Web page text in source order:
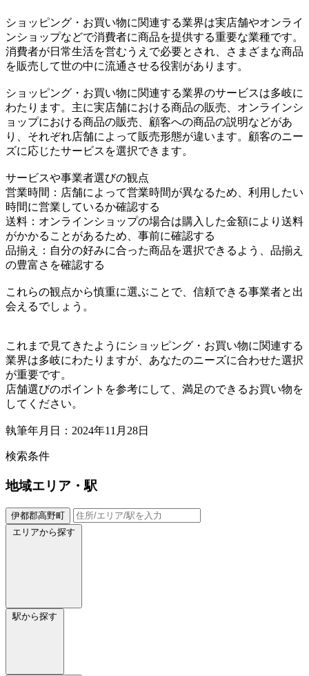
ショッピング・お買い物に関連する業界は実店舗やオンライ
ンショップなどで消費者に商品を提供する重要な業種です。
消費者が日常生活を営むうえで必要とされ、さまざまな商品
を販売して世の中に流通させる役割があります。
ショッピング・お買い物に関連する業界のサービスは多岐に
わたります。主に実店舗における商品の販売、オンラインシ
ョップにおける商品の販売、顧客への商品の説明などがあ
り、それぞれ店舗によって販売形態が違います。顧客のニー
ズに応じたサービスを選択できます。
サービスや事業者選びの観点
営業時間：店舗によって営業時間が異なるため、利用したい
時間に営業しているか確認する
送料：オンラインショップの場合は購入した金額により送料
がかかることがあるため、事前に確認する
品揃え：自分の好みに合った商品を選択できるよう、品揃え
の豊富さを確認する
これらの観点から慎重に選ぶことで、信頼できる事業者と出
会えるでしょう。
これまで見てきたようにショッピング・お買い物に関連する
業界は多岐にわたりますが、あなたのニーズに合わせた選択
が重要です。
店舗選びのポイントを参考にして、満足のできるお買い物を
してください。
執筆年月日：2024年11月28日
検索条件
地域エリア・駅
伊都郡高野町
エリアから探す
駅から探す